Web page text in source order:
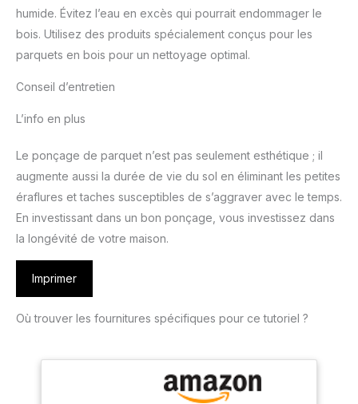
humide. Évitez l’eau en excès qui pourrait endommager le
bois. Utilisez des produits spécialement conçus pour les
parquets en bois pour un nettoyage optimal.
Conseil d’entretien
L’info en plus
Le ponçage de parquet n’est pas seulement esthétique ; il
augmente aussi la durée de vie du sol en éliminant les petites
éraflures et taches susceptibles de s’aggraver avec le temps.
En investissant dans un bon ponçage, vous investissez dans
la longévité de votre maison.
Imprimer
Où trouver les fournitures spécifiques pour ce tutoriel ?